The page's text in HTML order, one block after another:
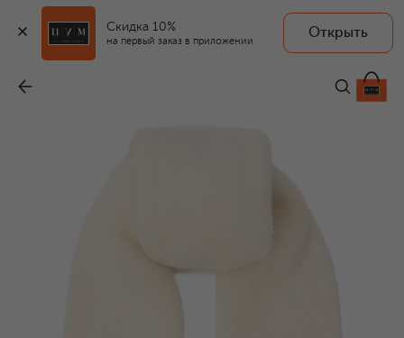
Скидка 10%
на первый заказ в приложении
Открыть
30 000 ₽